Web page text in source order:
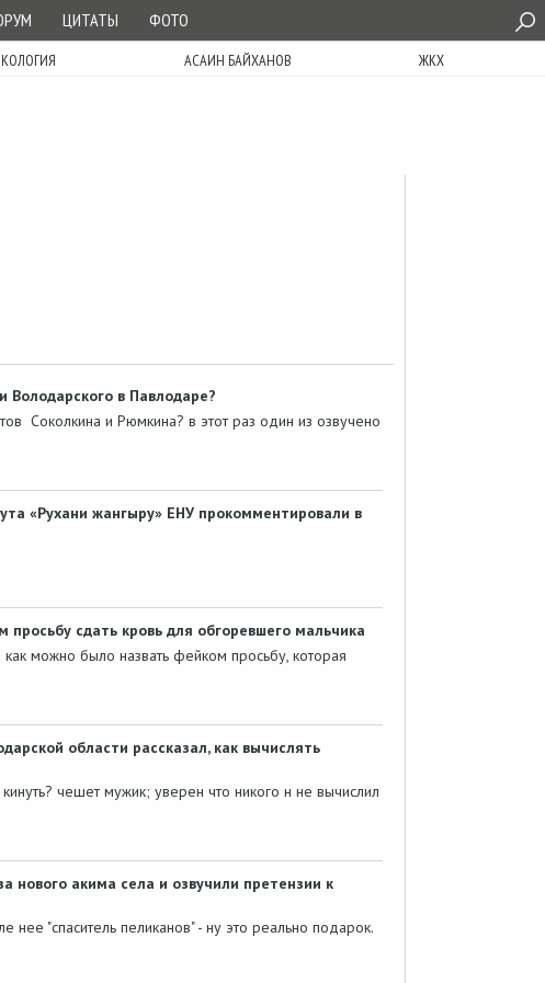
ЦИТАТЫ ФОТО
АСАИН БАЙХАНОВ ЖКХ
Володарского в Павлодаре?
Соколкина и Рюмкина? в этот раз один из озвучено
«Рухани жангыру» ЕНУ прокомментировали в
сдать кровь для обгоревшего мальчика
можно было назвать фейком просьбу, которая
области рассказал, как вычислять
чешет мужик; уверен что никого н не вычислил
нового акима села и озвучили претензии к
"спаситель пеликанов" - ну это реально подарок.